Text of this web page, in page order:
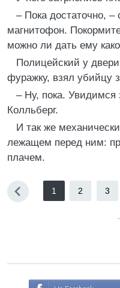
– Пока достаточно,
магнитофон.
можно ли дать ему
Полицейский у
фуражку, взял убийцу
– Ну, пока. Увидимся
Колльберг.
И так же
лежащем перед ним:
плачем.
1 2 3